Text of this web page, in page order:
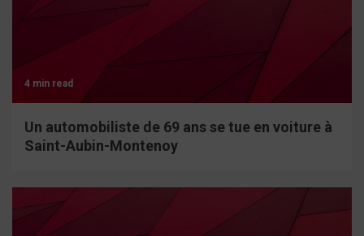
4 min read
Un automobiliste de 69 ans se tue en voiture à
Saint-Aubin-Montenoy